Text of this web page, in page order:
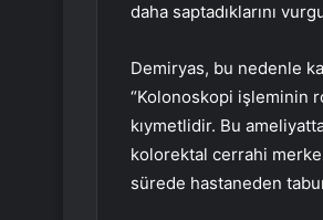
daha saptadıklarını
Demiryas, bu nedenle
“Kolonoskopi işleminin
kıymetlidir. Bu
kolorektal cerrahi
sürede hastaneden